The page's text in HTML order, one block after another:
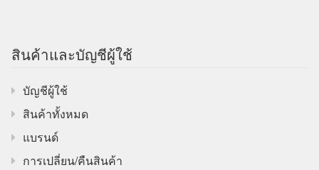
สินค้าและบัญชีผู้ใช้
บัญชีผู้ใช้
สินค้าทั้งหมด
แบรนด์
การเปลี่ยน/คืนสินค้า